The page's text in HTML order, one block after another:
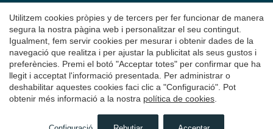
Copyright 2026 © Durán Carasso
Avís Legal
Política de Privacitat
Utilitzem cookies pròpies y de tercers per fer funcionar de manera
segura la nostra pàgina web i personalitzar el seu contingut.
Igualment, fem servir cookies per mesurar i obtenir dades de la
navegació que realitza i per ajustar la publicitat als seus gustos i
preferències. Premi el botó "Acceptar totes" per confirmar que ha
llegit i acceptat l'informació presentada. Per administrar o
deshabilitar aquestes cookies faci clic a "Configuració". Pot
obtenir més informació a la nostra política de cookies.
Guardar configuració Acceptar totes